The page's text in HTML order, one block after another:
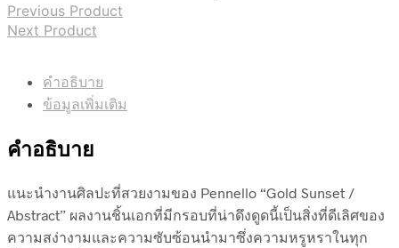
Previous Product
Next Product
คำอธิบาย
ข้อมูลเพิ่มเติม
คำอธิบาย
แนะนำงานศิลปะที่สวยงามของ Pennello “Gold Sunset /
Abstract” ผลงานชิ้นเอกที่มีกรอบที่น่าดึงดูดนี้เป็นสิ่งที่ดีเลิศของ
ความสง่างามและความซับซ้อนนำมาซึ่งความหรูหราในทุก